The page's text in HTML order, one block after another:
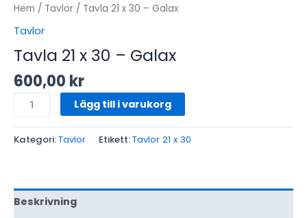
Hem / Tavlor / Tavla 21 x 30 – Galax
Tavlor
Tavla 21 x 30 – Galax
600,00 kr
Lägg till i varukorg
Kategori:Tavlor Etikett:Tavlor 21 x 30
Beskrivning